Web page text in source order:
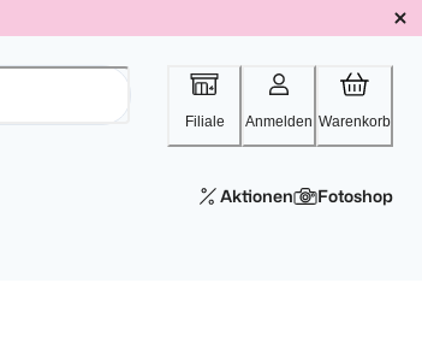
Filiale Anmelden Warenkorb
Aktionen Fotoshop